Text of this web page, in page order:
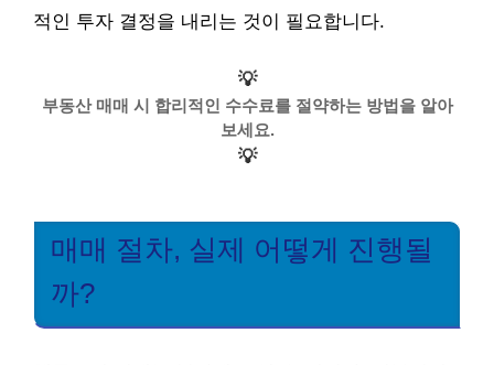
적인 투자 결정을 내리는 것이 필요합니다.
💡
부동산 매매 시 합리적인 수수료를 절약하는 방법을 알아
보세요.
💡
매매 절차, 실제 어떻게 진행될
까?